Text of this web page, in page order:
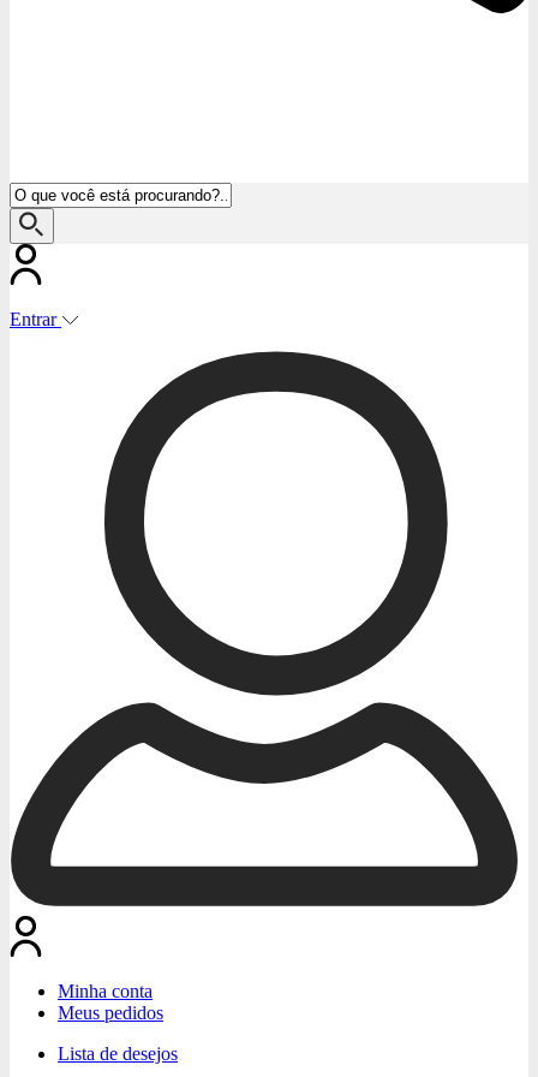
Entrar
Minha conta
Meus pedidos
Lista de desejos